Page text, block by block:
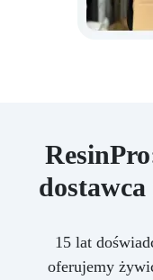
15 lat
oferujemy